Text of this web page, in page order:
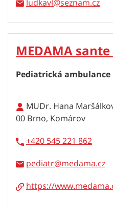
ludkavl
MEDAMA
Pediatrická ambulance
MUDr. Hana
00 Brno, Komárov
+420 545 221 862
pediatr
https://